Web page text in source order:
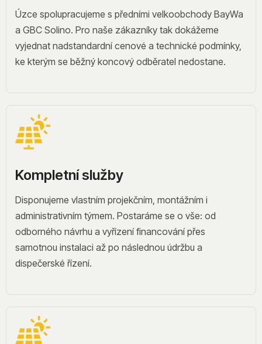
Úzce spolupracujeme s předními velkoobchody BayWa
a GBC Solino. Pro naše zákazníky tak dokážeme
vyjednat nadstandardní cenové a technické podmínky,
ke kterým se běžný koncový odběratel nedostane.
Kompletní služby
Disponujeme vlastním projekčním, montážním i
administrativním týmem. Postaráme se o vše: od
odborného návrhu a vyřízení financování přes
samotnou instalaci až po následnou údržbu a
dispečerské řízení.